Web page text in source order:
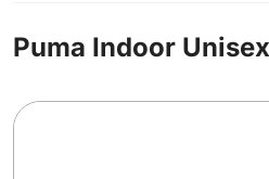
Puma Indoor